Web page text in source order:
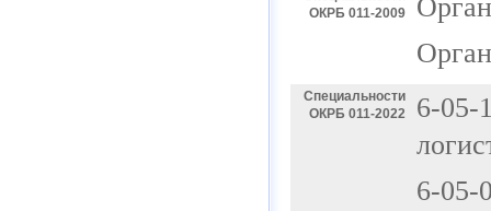
ОКРБ 011-2009
Специальности
ОКРБ 011-2022
6-05-
6-05-